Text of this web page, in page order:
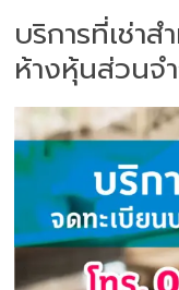
บริการที่เช่า
ห้างหุ้นส่วนจ